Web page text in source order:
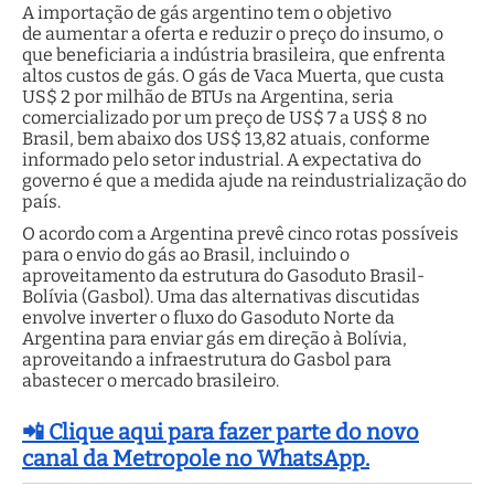
A importação de gás argentino tem o objetivo
de aumentar a oferta e reduzir o preço do insumo, o
que beneficiaria a indústria brasileira, que enfrenta
altos custos de gás. O gás de Vaca Muerta, que custa
US$ 2 por milhão de BTUs na Argentina, seria
comercializado por um preço de US$ 7 a US$ 8 no
Brasil, bem abaixo dos US$ 13,82 atuais, conforme
informado pelo setor industrial. A expectativa do
governo é que a medida ajude na reindustrialização do
país.
O acordo com a Argentina prevê cinco rotas possíveis
para o envio do gás ao Brasil, incluindo o
aproveitamento da estrutura do Gasoduto Brasil-
Bolívia (Gasbol). Uma das alternativas discutidas
envolve inverter o fluxo do Gasoduto Norte da
Argentina para enviar gás em direção à Bolívia,
aproveitando a infraestrutura do Gasbol para
abastecer o mercado brasileiro.
📲 Clique aqui para fazer parte do novo
canal da Metropole no WhatsApp.